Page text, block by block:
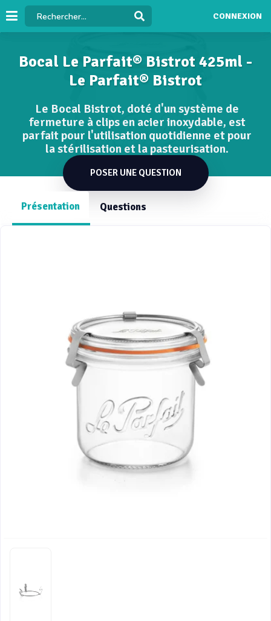
CONNEXION
Bocal Le Parfait® Bistrot 425ml -
Le Parfait® Bistrot
Le Bocal Bistrot, doté d'un système de
fermeture à clips en acier inoxydable, est
parfait pour l'utilisation quotidienne et pour
la stérilisation et la pasteurisation.
POSER UNE QUESTION
Présentation Questions